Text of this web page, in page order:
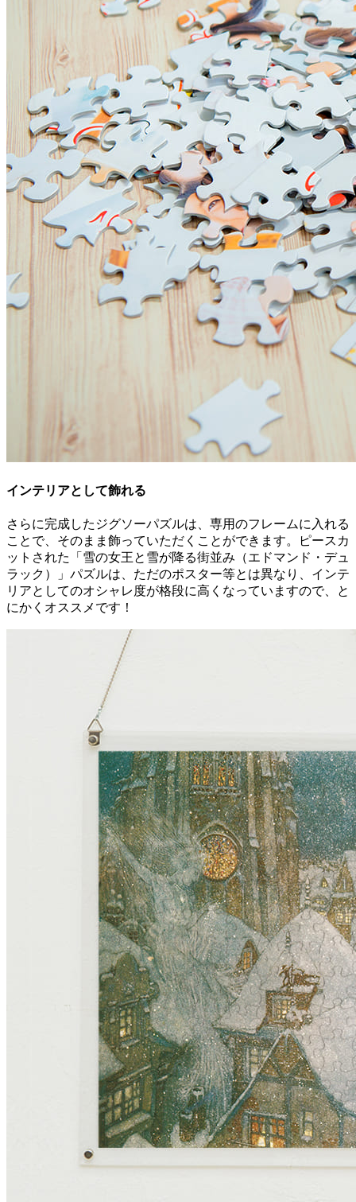
インテリアとして飾れる
さらに完成したジグソーパズルは、専用のフレームに入れる
ことで、そのまま飾っていただくことができます。ピースカ
ットされた「雪の女王と雪が降る街並み（エドマンド・デュ
ラック）」パズルは、ただのポスター等とは異なり、インテ
リアとしてのオシャレ度が格段に高くなっていますので、と
にかくオススメです！